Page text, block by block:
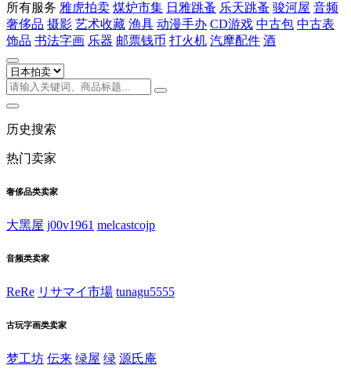
所有服务 雅虎拍卖 煤炉市集 日雅跳蚤 乐天跳蚤 骏河屋 音频
奢侈品 摄影 艺术收藏 渔具 动漫手办 CD游戏 中古包 中古表
饰品 书法字画 乐器 邮票钱币 打火机 汽摩配件 酒
历史搜索
热门卖家
奢侈品类卖家
大黑屋 j00v1961 melcastcojp
音频类卖家
ReRe リサマイ市場 tunagu5555
古玩字画类卖家
梦工坊 伝来 绿屋 绿 源氏庵